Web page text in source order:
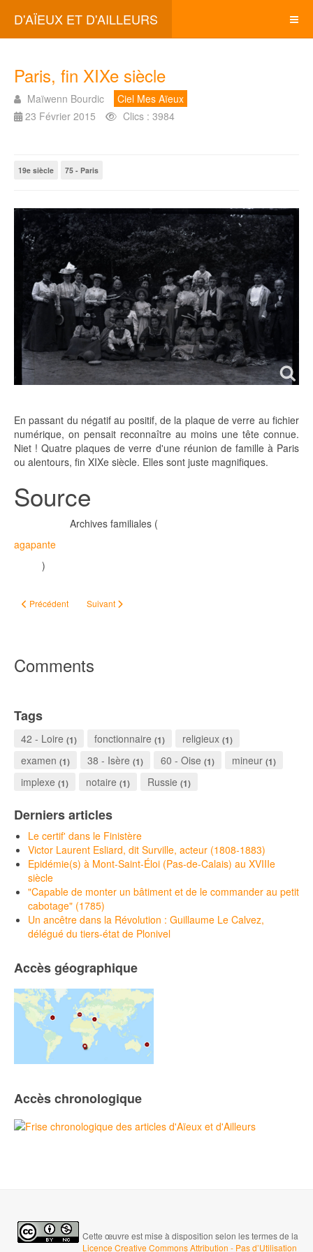
D'AÏEUX ET D'AILLEURS
Paris, fin XIXe siècle
Maïwenn Bourdic
Ciel Mes Aïeux
23 Février 2015
Clics : 3984
19e siècle 75 - Paris
En passant du négatif au positif, de la plaque de verre au fichier
numérique, on pensait reconnaître au moins une tête connue.
Niet ! Quatre plaques de verre d'une réunion de famille à Paris
ou alentours, fin XIXe siècle. Elles sont juste magnifiques.
Source
Archives familiales (
agapante
)
Article précédent : Je ne suis pas un numéro ! (à propos du sosa 1000, 7
Précédent Article suivant : Et je vous déclare... séparés
Suivant
Comments
Tags
42 - Loire (1) fonctionnaire (1) religieux (1)
examen (1) 38 - Isère (1) 60 - Oise (1) mineur (1)
implexe (1) notaire (1) Russie (1)
Derniers articles
Le certif' dans le Finistère
Victor Laurent Esliard, dit Surville, acteur (1808-1883)
Epidémie(s) à Mont-Saint-Éloi (Pas-de-Calais) au XVIIIe
siècle
"Capable de monter un bâtiment et de le commander au petit
cabotage" (1785)
Un ancêtre dans la Révolution : Guillaume Le Calvez,
délégué du tiers-état de Plonivel
Accès géographique
Accès chronologique
Cette œuvre est mise à disposition selon les termes de la
Licence Creative Commons Attribution - Pas d’Utilisation